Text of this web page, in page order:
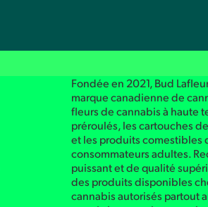
Fondée en 2021, Bud
marque canadienne de
fleurs de cannabis à haute
préroulés, les cartouches
et les produits comestibles
consommateurs adultes.
puissant et de qualité
des produits disponibles
cannabis autorisés partout